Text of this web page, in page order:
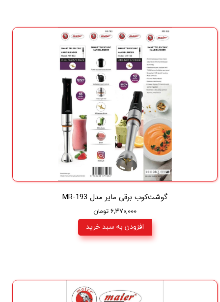
گوشت‌کوب برقی مایر مدل MR-193
۶,۴۷۰,۰۰۰ تومان
افزودن به سبد خرید